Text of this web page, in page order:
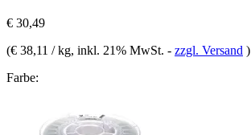
€ 30,49
(€ 38,11 / kg, inkl. 21% MwSt. - zzgl. Versand )
Farbe: